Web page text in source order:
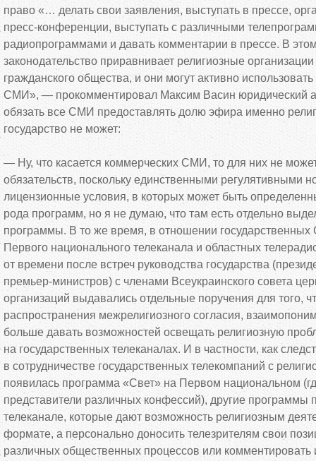
право «… делать свои заявления, выступать в прессе,
пресс-конференции, выступать с различными
радиопрограммами и давать комментарии в прессе. В
законодательство приравнивает религиозные организации
гражданского общества, и они могут активно использовать
СМИ», — прокомментировал Максим Васин юридический
обязать все СМИ предоставлять долю эфира именно
государство не может:
— Ну, что касается коммерческих СМИ, то для них не
обязательств, поскольку единственными регулятивными
лицензионные условия, в которых может быть
рода программ, но я не думаю, что там есть отдельно
программы. В то же время, в отношении государственных
Первого национального телеканала и областных
от времени после встреч руководства государства
премьер-министров) с членами Всеукраинского совета
организаций выдавались отдельные поручения для того,
распространения межрелигиозного согласия,
больше давать возможностей освещать религиозную
на государственных телеканалах. И в частности, как
в сотрудничестве государственных телекомпаний с
появилась программа «Свет» на Первом национальном
представители различных конфессий), другие программы
телеканале, которые дают возможность религиозным
формате, а персонально доносить телезрителям свои
различных общественных процессов или комментировать